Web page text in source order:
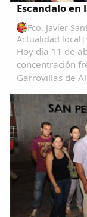
Escandalo en
Fco. Javier
Actualidad local |
Hoy día 11 de
concentración
Garrovillas de
despido, a